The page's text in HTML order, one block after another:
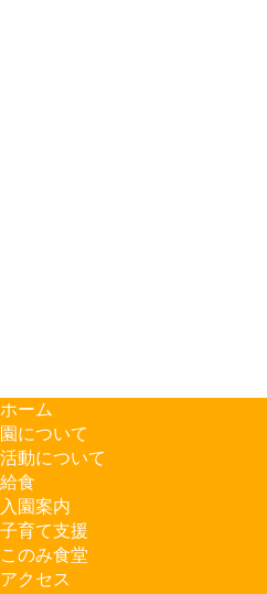
ホーム
園について
活動について
給食
入園案内
子育て支援
このみ食堂
アクセス